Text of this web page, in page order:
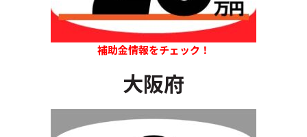
補助金情報をチェック！
大阪府